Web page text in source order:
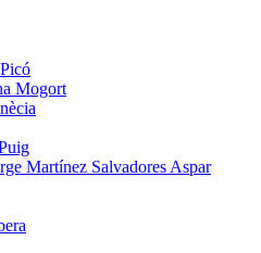
Mogort
Martínez Salvadores Aspar